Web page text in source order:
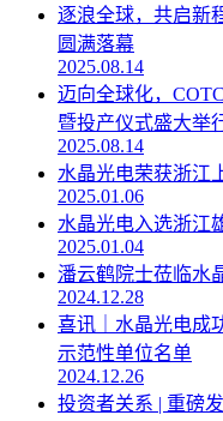
逐浪全球，共启新
圆满落幕
2025.08.14
迈向全球化，
暨投产仪式盛大举
2025.08.14
水晶光电荣获浙江
2025.01.06
水晶光电入选浙江
2025.01.04
潘云鹤院士莅临水
2024.12.28
喜讯｜水晶光电成
示范性单位名单
2024.12.26
投资者关系 | 重磅